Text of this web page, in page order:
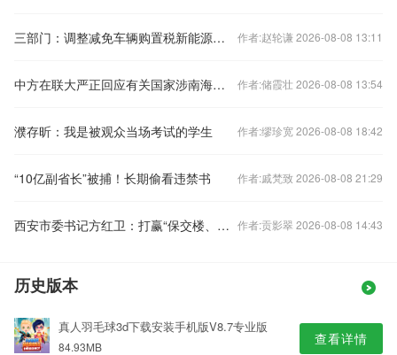
三部门：调整减免车辆购置税新能源汽车产品技术要求 作者:赵轮谦 2026-08-08 13:11
中方在联大严正回应有关国家涉南海问题错误言论 作者:储霞壮 2026-08-08 13:54
濮存昕：我是被观众当场考试的学生 作者:缪珍宽 2026-08-08 18:42
“10亿副省长”被捕！长期偷看违禁书 作者:戚梵致 2026-08-08 21:29
西安市委书记方红卫：打赢“保交楼、保回迁”攻坚战 作者:贡影翠 2026-08-08 14:43
历史版本
真人羽毛球3d下载安装手机版V8.7专业版
84.93MB 查看详情